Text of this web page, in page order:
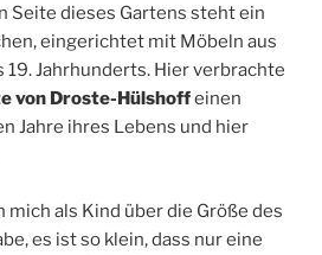
Seite dieses Gartens steht ein
eingerichtet mit Möbeln aus
Jahrhunderts. Hier verbrachte
von Droste-Hülshoffeinen
Jahre ihres Lebens und hier
mich als Kind über die Größe des
es ist so klein, dass nur eine